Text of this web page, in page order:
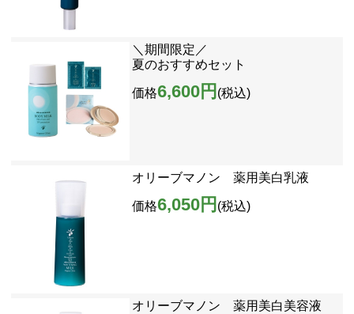
＼期間限定／
夏のおすすめセット
価格6,600円 (税込)
オリーブマノン 薬用美白乳液
価格6,050円 (税込)
オリーブマノン 薬用美白美容液